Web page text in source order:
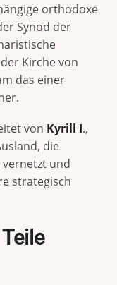
orthodoxe
Synod der
Kirche von
das einer
von Kyrill I.,
die
und
strategisch